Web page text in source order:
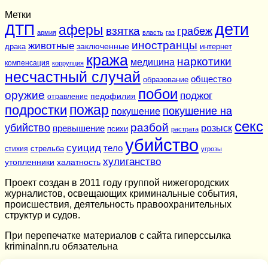
Метки
ДТП армия аферы взятка власть газ грабеж дети
драка животные заключенные иностранцы интернет
компенсация коррупция кража медицина наркотики
несчастный случай образование общество
оружие отравление педофилия побои поджог
подростки пожар покушение покушение на
убийство превышение психи разбой растрата розыск секс
стихия стрельба суицид тело убийство угрозы
утопленники халатность хулиганство
Проект создан в 2011 году группой нижегородских
журналистов, освещающих криминальные события,
происшествия, деятельность правоохранительных
структур и судов.
При перепечатке материалов c сайта гиперссылка
kriminalnn.ru обязательна